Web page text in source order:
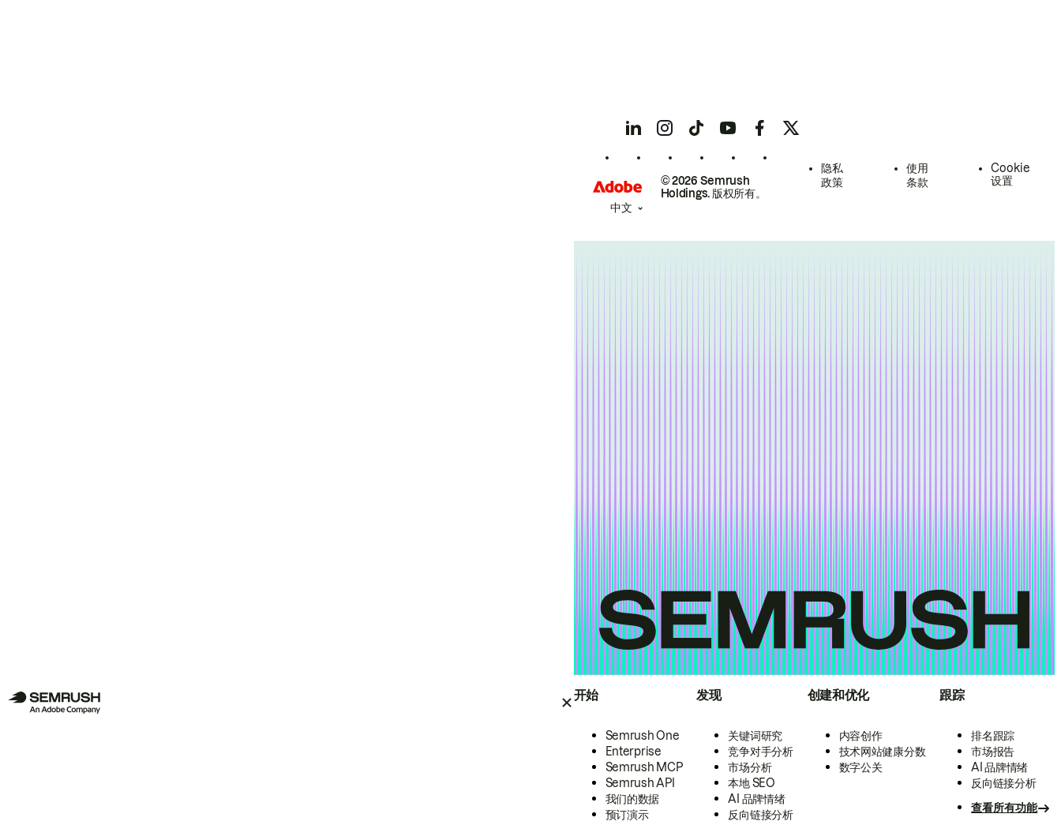
开始
Semrush One
Enterprise
Semrush MCP
Semrush API
我们的数据
预订演示
发现
关键词研究
竞争对手分析
市场分析
本地 SEO
AI 品牌情绪
反向链接分析
创建和优化
内容创作
技术网站健康分数
数字公关
跟踪
排名跟踪
市场报告
AI 品牌情绪
反向链接分析
查看所有功能
© 2026 Semrush
Holdings. 版权所有。
隐私
政策
使用
条款
Cookie
设置
中文